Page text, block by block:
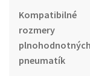
Kompatibilné
rozmery
plnohodnotných
pneumatík